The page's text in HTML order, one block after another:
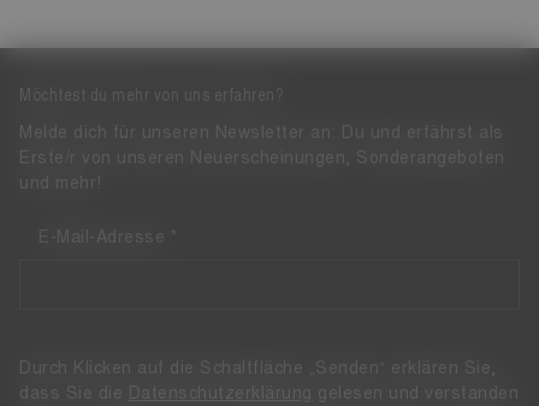
Möchtest du mehr von uns erfahren?
Melde dich für unseren Newsletter an: Du und erfährst als
Erste/r von unseren Neuerscheinungen, Sonderangeboten
und mehr!
E-Mail-Adresse
Durch Klicken auf die Schaltfläche „Senden“ erklären Sie,
dass Sie die Datenschutzerklärung gelesen und verstanden